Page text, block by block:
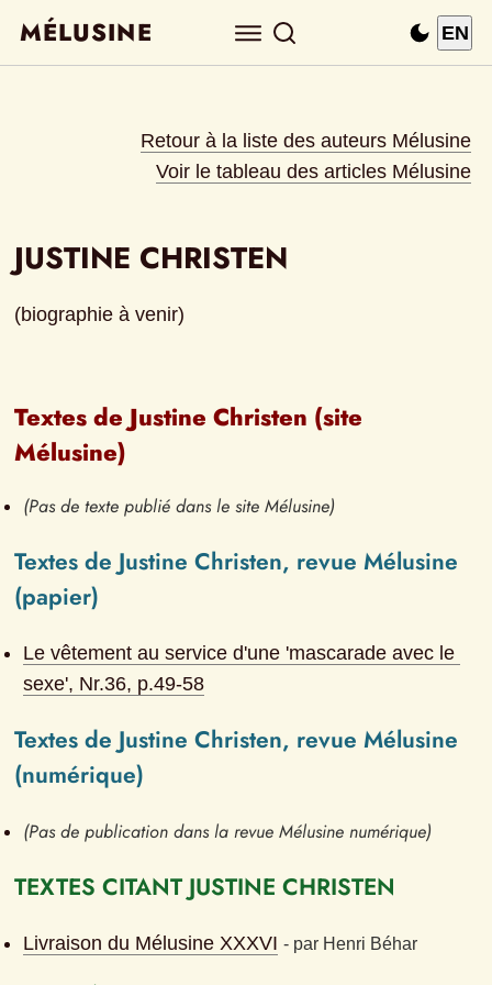
MÉLUSINE EN
Retour à la liste des auteurs Mélusine
Voir le tableau des articles Mélusine
JUSTINE CHRISTEN
(biographie à venir)
Textes de Justine Christen (site
Mélusine)
(Pas de texte publié dans le site Mélusine)
Textes de Justine Christen, revue Mélusine
(papier)
Le vêtement au service d'une 'mascarade avec le
sexe', Nr.36, p.49-58
Textes de Justine Christen, revue Mélusine
(numérique)
(Pas de publication dans la revue Mélusine numérique)
TEXTES CITANT JUSTINE CHRISTEN
Livraison du Mélusine XXXVI - par Henri Béhar